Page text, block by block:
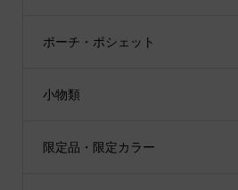
ポーチ・ポシェット
小物類
限定品・限定カラー